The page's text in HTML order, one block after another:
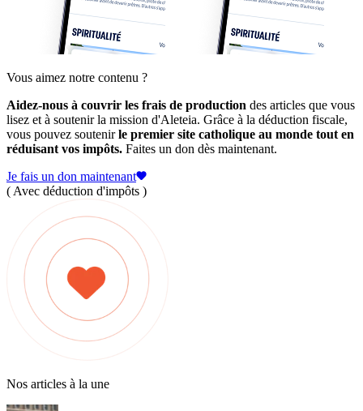
Vous aimez notre contenu ?
Aidez-nous à couvrir les frais de production des articles que vous
lisez et à soutenir la mission d'Aleteia. Grâce à la déduction fiscale,
vous pouvez soutenirle premier site catholique au monde tout en
réduisant vos impôts. Faites un don dès maintenant.
Je fais un don maintenant
( Avec déduction d'impôts )
Nos articles à la une